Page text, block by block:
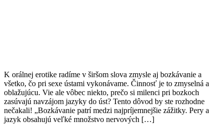
K orálnej erotike radíme v širšom slova zmysle aj bozkávanie a
všetko, čo pri sexe ústami vykonávame. Činnosť je to zmyselná a
oblažujúcu. Vie ale vôbec niekto, prečo si milenci pri bozkoch
zasúvajú navzájom jazyky do úst? Tento dôvod by ste rozhodne
nečakali! „Bozkávanie patrí medzi najpríjemnejšie zážitky. Pery a
jazyk obsahujú veľké množstvo nervových […]